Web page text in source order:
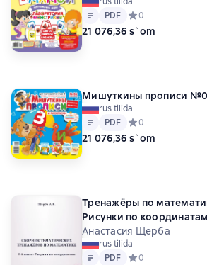
Matn
PDF
PDF Средний рейтинг
0
21 076,36 s`om
Мишуткины прописи
rus tilida
Matn
PDF
PDF Средний рейтинг
0
21 076,36 s`om
Тренажёры по
Рисунки по координатам
Анастасия Щерба
rus tilida
Matn
PDF
PDF Средний рейтинг
0